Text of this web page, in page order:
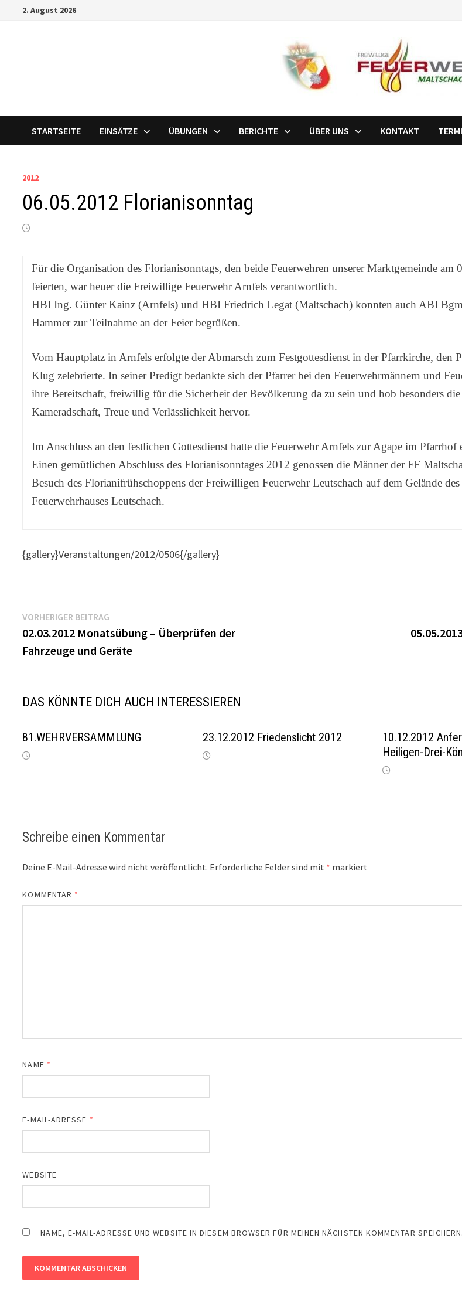
2. August 2026
STARTSEITE EINSÄTZE ÜBUNGEN BERICHTE ÜBER UNS KONTAKT
2012
06.05.2012 Florianisonntag
Für die Organisation des Florianisonntags, den beide Feuerwehren unserer Marktgemeinde am
feierten, war heuer die Freiwillige Feuerwehr Arnfels verantwortlich.
HBI Ing. Günter Kainz (Arnfels) und HBI Friedrich Legat (Maltschach) konnten auch ABI
Hammer zur Teilnahme an der Feier begrüßen.
Vom Hauptplatz in Arnfels erfolgte der Abmarsch zum Festgottesdienst in der Pfarrkirche, den
Klug zelebrierte. In seiner Predigt bedankte sich der Pfarrer bei den Feuerwehrmännern und
ihre Bereitschaft, freiwillig für die Sicherheit der Bevölkerung da zu sein und hob besonders die
Kameradschaft, Treue und Verlässlichkeit hervor.
Im Anschluss an den festlichen Gottesdienst hatte die Feuerwehr Arnfels zur Agape im Pfarrhof
Einen gemütlichen Abschluss des Florianisonntages 2012 genossen die Männer der FF
Besuch des Florianifrühschoppens der Freiwilligen Feuerwehr Leutschach auf dem Gelände des
Feuerwehrhauses Leutschach.
{gallery}Veranstaltungen/2012/0506{/gallery}
Beitragsnavigation
VORHERIGER BEITRAG
Beitrag:
02.03.2012 Monatsübung – Überprüfen der
Fahrzeuge und Geräte
DAS KÖNNTE DICH AUCH INTERESSIEREN
81.WEHRVERSAMMLUNG 23.12.2012 Friedenslicht 2012
10.12.2012
Heiligen-Drei-
Schreibe einen Kommentar
Deine E-Mail-Adresse wird nicht veröffentlicht. Erforderliche Felder sind mit * markiert
KOMMENTAR *
NAME *
E-MAIL-ADRESSE *
WEBSITE
NAME, E-MAIL-ADRESSE UND WEBSITE IN DIESEM BROWSER FÜR MEINEN NÄCHSTEN KOMMENTAR SPEICHERN.